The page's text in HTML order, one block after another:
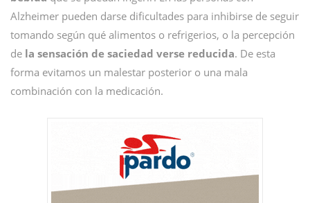
Alzheimer pueden darse dificultades para inhibirse de seguir
tomando según qué alimentos o refrigerios, o la percepción
de la sensación de saciedad verse reducida. De esta
forma evitamos un malestar posterior o una mala
combinación con la medicación.